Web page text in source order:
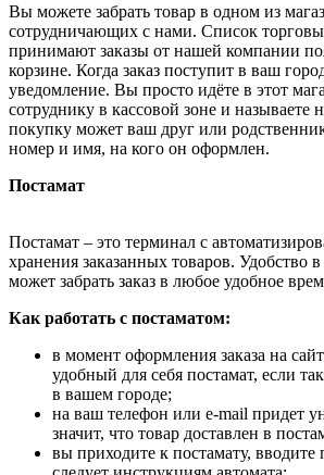
Вы можете забрать товар в одном из
сотрудничающих с нами. Список
принимают заказы от нашей компании
корзине. Когда заказ поступит в ваш
уведомление. Вы просто идёте в этот
сотруднику в кассовой зоне и называете
покупку может ваш друг или
номер и имя, на кого он оформлен.
Постамат
Постамат – это терминал с
хранения заказанных товаров. Удобство
может забрать заказ в любое удобное
Как работать с постаматом:
в момент оформления заказа на
удобный для себя постамат, если
в вашем городе;
на ваш телефон или e-mail придет
значит, что товар доставлен в
вы приходите к постамату,